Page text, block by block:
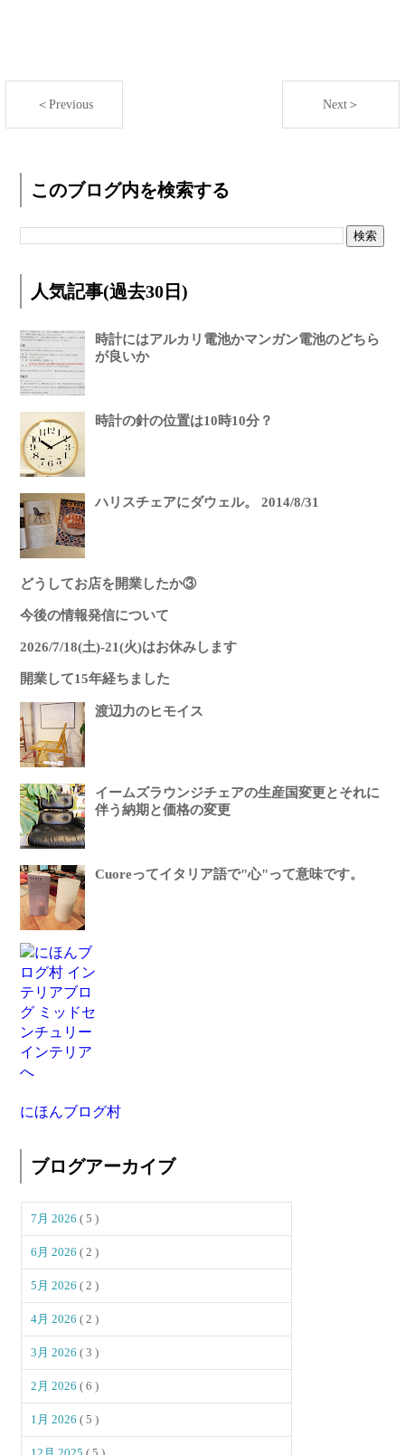
＜Previous Next＞
このブログ内を検索する
人気記事(過去30日)
時計にはアルカリ電池かマンガン電池のどちら
が良いか
時計の針の位置は10時10分？
ハリスチェアにダウェル。 2014/8/31
どうしてお店を開業したか③
今後の情報発信について
2026/7/18(土)-21(火)はお休みします
開業して15年経ちました
渡辺力のヒモイス
イームズラウンジチェアの生産国変更とそれに
伴う納期と価格の変更
Cuoreってイタリア語で"心"って意味です。
にほんブログ村
ブログアーカイブ
7月 2026( 5 )
6月 2026( 2 )
5月 2026( 2 )
4月 2026( 2 )
3月 2026( 3 )
2月 2026( 6 )
1月 2026( 5 )